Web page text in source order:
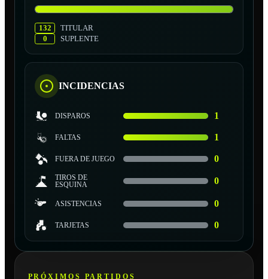
132
TITULAR
0
SUPLENTE
INCIDENCIAS
DISPAROS 1
FALTAS 1
FUERA DE JUEGO 0
TIROS DE
ESQUINA
0
ASISTENCIAS 0
TARJETAS 0
PRÓXIMOS PARTIDOS